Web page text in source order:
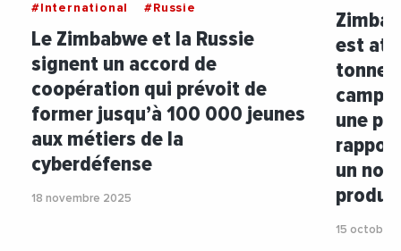
#International
#Russie
Le Zimbabwe et la Russie
signent un accord de
coopération qui prévoit de
former jusqu’à 100 000 jeunes
aux métiers de la
cyberdéfense
18 novembre 2025
est
une
un
15 octobre